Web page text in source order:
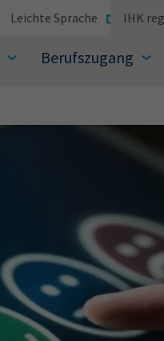
Berufszugang
Leichte Sprache IHK